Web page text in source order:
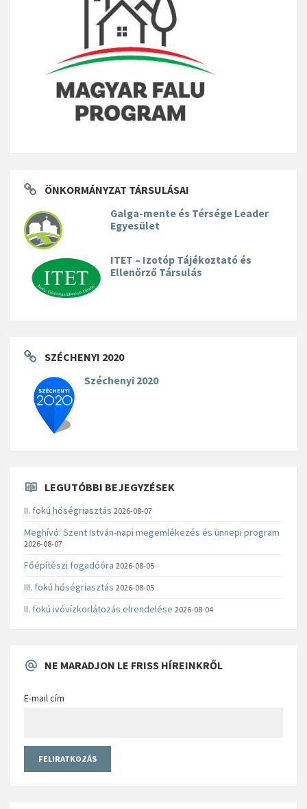
ÖNKORMÁNYZAT TÁRSULÁSAI
Galga-mente és Térsége Leader
Egyesület
ITET – Izotóp Tájékoztató és
Ellenőrző Társulás
SZÉCHENYI 2020
Széchenyi 2020
LEGUTÓBBI BEJEGYZÉSEK
II. fokú hőségriasztás 2026-08-07
Meghívó: Szent István-napi megemlékezés és ünnepi program
2026-08-07
Főépítészi fogadóóra 2026-08-05
III. fokú hőségriasztás 2026-08-05
II. fokú ivóvízkorlátozás elrendelése 2026-08-04
NE MARADJON LE FRISS HÍREINKRŐL
E-mail cím